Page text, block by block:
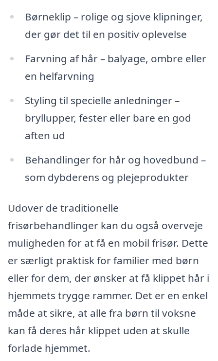
Børneklip – rolige og sjove klipninger,
der gør det til en positiv oplevelse
Farvning af hår – balyage, ombre eller
en helfarvning
Styling til specielle anledninger –
bryllupper, fester eller bare en god
aften ud
Behandlinger for hår og hovedbund –
som dybderens og plejeprodukter
Udover de traditionelle
frisørbehandlinger kan du også overveje
muligheden for at få en mobil frisør. Dette
er særligt praktisk for familier med børn
eller for dem, der ønsker at få klippet hår i
hjemmets trygge rammer. Det er en enkel
måde at sikre, at alle fra børn til voksne
kan få deres hår klippet uden at skulle
forlade hjemmet.